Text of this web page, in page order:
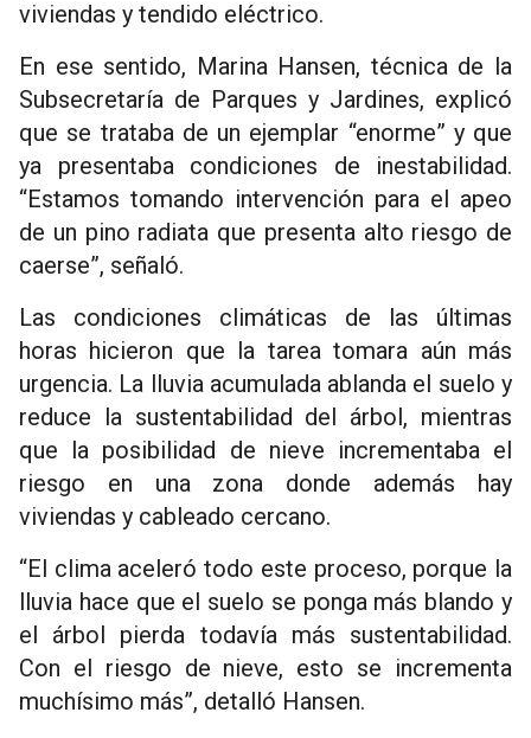
viviendas y tendido eléctrico.
En ese sentido, Marina Hansen, técnica de la
Subsecretaría de Parques y Jardines, explicó
que se trataba de un ejemplar “enorme” y que
ya presentaba condiciones de inestabilidad.
“Estamos tomando intervención para el apeo
de un pino radiata que presenta alto riesgo de
caerse”, señaló.
Las condiciones climáticas de las últimas
horas hicieron que la tarea tomara aún más
urgencia. La lluvia acumulada ablanda el suelo y
reduce la sustentabilidad del árbol, mientras
que la posibilidad de nieve incrementaba el
riesgo en una zona donde además hay
viviendas y cableado cercano.
“El clima aceleró todo este proceso, porque la
lluvia hace que el suelo se ponga más blando y
el árbol pierda todavía más sustentabilidad.
Con el riesgo de nieve, esto se incrementa
muchísimo más”, detalló Hansen.